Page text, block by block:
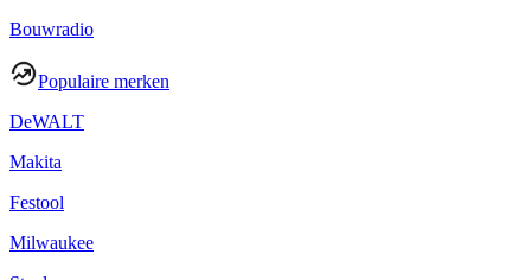
Bouwradio
Populaire merken
DeWALT
Makita
Festool
Milwaukee